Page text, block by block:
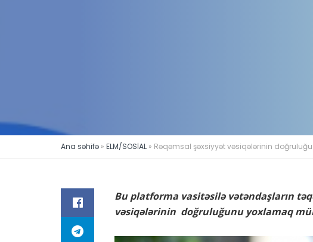
Ana səhifə » ELM/SOSİAL » Rəqəmsal şəxsiyyət vəsiqələrinin doğruluğu
Bu platforma vasitəsilə vətəndaşların
vəsiqələrinin doğruluğunu yoxlamaq